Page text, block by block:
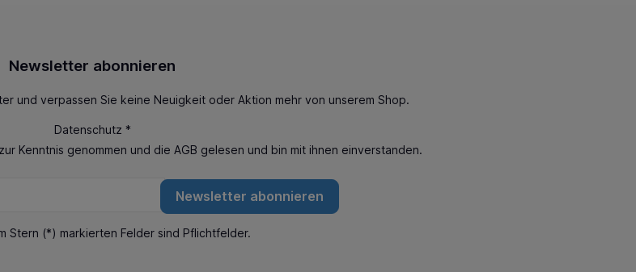
Newsletter abonnieren
und verpassen Sie keine Neuigkeit oder Aktion mehr von unserem Shop.
Datenschutz *
zur Kenntnis genommen und die AGB gelesen und bin mit ihnen einverstanden.
Newsletter abonnieren
Stern (*) markierten Felder sind Pflichtfelder.